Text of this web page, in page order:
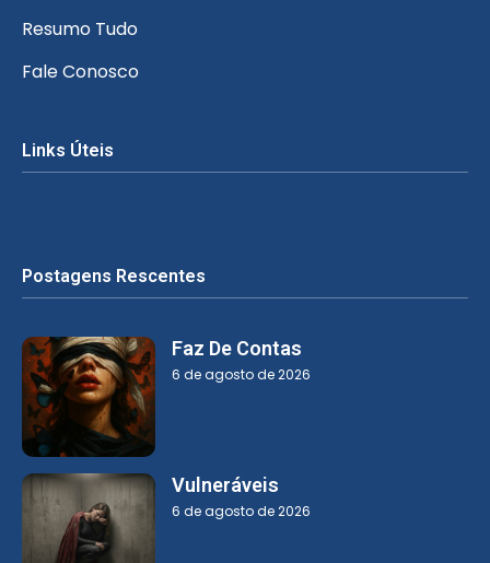
Resumo Tudo
Fale Conosco
Links Úteis
Postagens Rescentes
Faz De Contas
6 de agosto de 2026
Vulneráveis
6 de agosto de 2026